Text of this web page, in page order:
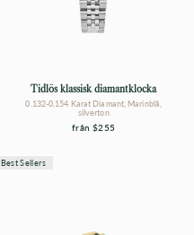
Tidlös klassisk diamantklocka
0.132-0.154 Karat Diamant, Marinblå,
silverton
från $255
Best Sellers